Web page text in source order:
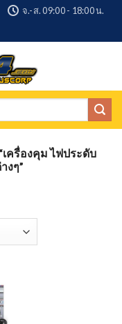
จ.-ส. 09:00 - 18:00 น.
เครื่องคุม ไฟประดับ
งๆ”